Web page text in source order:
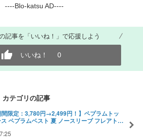
----Blo-katsu AD----
記事を「いいね！」で応援しよう
いいね！ 0
カテゴリの記事
限定：3,780円→2,499円！】ペプラムトッ
ペプラムベスト 夏 ノースリーブ フレアト…